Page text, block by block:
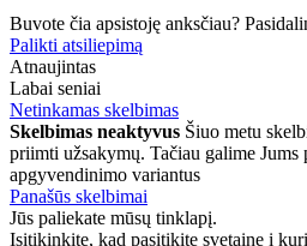
Buvote čia apsistoję anksčiau?
Palikti atsiliepimą
Atnaujintas
Labai seniai
Netinkamas skelbimas
Skelbimas neaktyvus Šiuo metu
priimti užsakymų. Tačiau galime Jums
apgyvendinimo variantus
Panašūs skelbimai
Jūs paliekate mūsų tinklapį.
Isitikinkite, kad pasitikite svetaine į